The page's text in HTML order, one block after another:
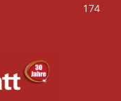
174